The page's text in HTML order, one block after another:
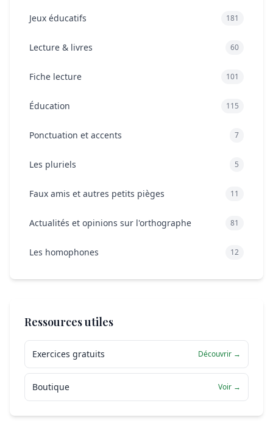
Jeux éducatifs 181
Lecture & livres 60
Fiche lecture 101
Éducation 115
Ponctuation et accents 7
Les pluriels 5
Faux amis et autres petits pièges 11
Actualités et opinions sur l'orthographe 81
Les homophones 12
Ressources utiles
Exercices gratuits Découvrir →
Boutique Voir →